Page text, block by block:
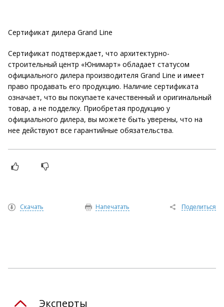
Сертификат дилера Grand Line
Сертификат подтверждает, что архитектурно-
строительный центр «Юнимарт» обладает статусом
официального дилера производителя Grand Line и имеет
право продавать его продукцию. Наличие сертификата
означает, что вы покупаете качественный и оригинальный
товар, а не подделку. Приобретая продукцию у
официального дилера, вы можете быть уверены, что на
нее действуют все гарантийные обязательства.
Поделиться
Напечатать
Скачать
Эксперты